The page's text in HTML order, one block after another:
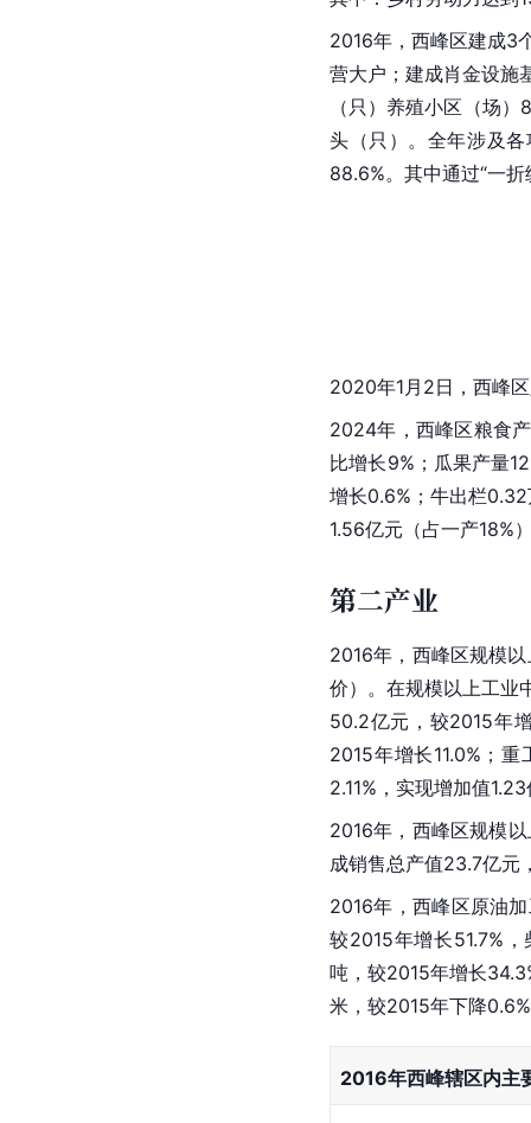
2016年，西峰区建成3
营大户；建成肖金设施
（只）养殖小区（场
头（只）。全年涉及
88.6%。其中通过“一
2020年1月2日，西峰
2024年，西峰区粮食
比增长9%；瓜果产量
增长0.6%；牛出栏
1.56亿元（占一产18%
第二产业
2016年，西峰区规模
价）。在规模以上工业
50.2亿元，较2015年
2015年增长11.0%； 重
2.11%，实现增加值
2016年，西峰区规模
成销售总产值23.7亿元
2016年，西峰区原油
较2015年增长51.7%，
吨，较2015年增长
米，较2015年下降
2016年西峰辖区内主